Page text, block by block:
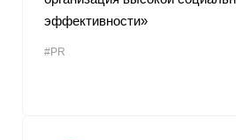
эффективности»
#PR